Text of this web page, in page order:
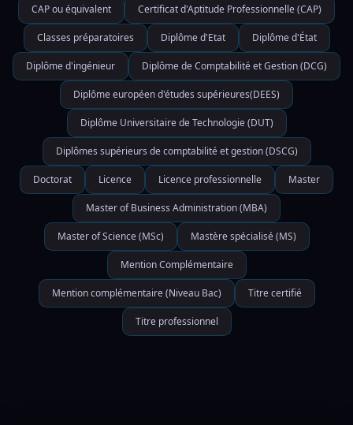
CAP ou équivalent Certificat d'Aptitude Professionnelle (CAP)
Classes préparatoires Diplôme d'Etat Diplôme d'État
Diplôme d'ingénieur Diplôme de Comptabilité et Gestion (DCG)
Diplôme européen d'études supérieures(DEES)
Diplôme Universitaire de Technologie (DUT)
Diplômes supérieurs de comptabilité et gestion (DSCG)
Doctorat Licence Licence professionnelle Master
Master of Business Administration (MBA)
Master of Science (MSc) Mastère spécialisé (MS)
Mention Complémentaire
Mention complémentaire (Niveau Bac) Titre certifié
Titre professionnel